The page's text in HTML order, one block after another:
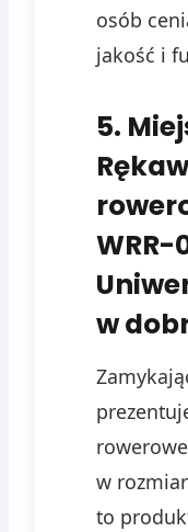
osób
jakość i
5.
WRR-
w
w
to